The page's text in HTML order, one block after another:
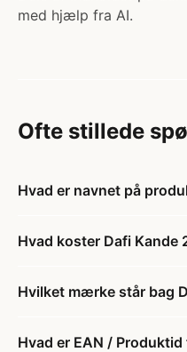
med hjælp fra AI.
Ofte stillede
Hvad er navnet på
Hvad koster Dafi Kande
Hvilket mærke står bag
Hvad er EAN /